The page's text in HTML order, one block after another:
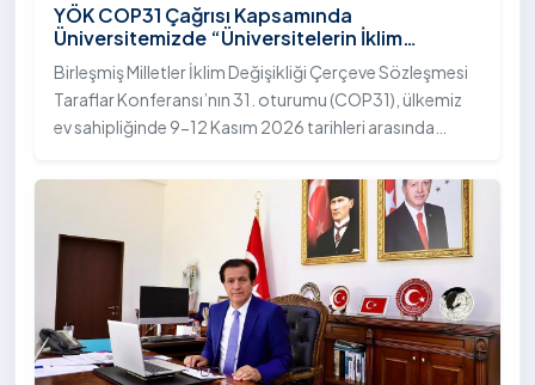
YÖK COP31 Çağrısı Kapsamında
Üniversitemizde “Üniversitelerin İklim
Diplomasisindeki Rolü” Konulu Bilgilendirme
Toplantısı Yapıldı
Birleşmiş Milletler İklim Değişikliği Çerçeve Sözleşmesi
Taraflar Konferansı’nın 31. oturumu (COP31), ülkemiz
ev sahipliğinde 9-12 Kasım 2026 tarihleri arasında
Yükseköğretim Kurulu (YÖK), üniversitelerin akademik
katkı ve proje bildirimlerini koordine etme çağrısında
bulundu. Ardahan Üniversitesinde 31 Temmuz 2026
tarihinde bu çağrıya yönelik bir ön hazırlık toplantısı
düzenlendi.